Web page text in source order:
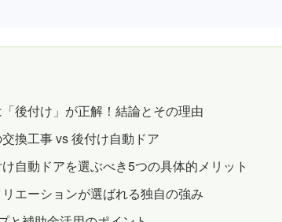
後付け」が正解！結論とその理由
換工事 vs 後付け自動ドア
自動ドアを選ぶべき5つの具体的メリット
エーションが選ばれる独自の強み